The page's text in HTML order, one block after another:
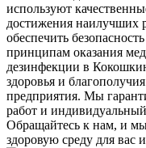
используют
достижения наилучших
обеспечить
принципам оказания
дезинфекции в
здоровья и
предприятия. Мы
работ и
Обращайтесь к нам, и
здоровую среду для вас